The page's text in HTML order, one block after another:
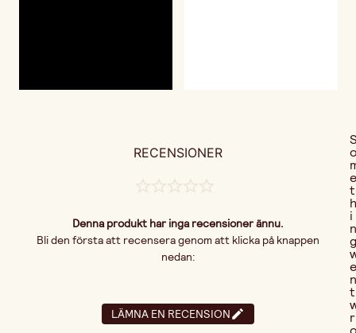
RECENSIONER
Denna produkt har inga recensioner ännu.
Bli den första att recensera genom att klicka på knappen
nedan:
LÄMNA EN RECENSION
e
t
h
i
n
g
e
n
t
r